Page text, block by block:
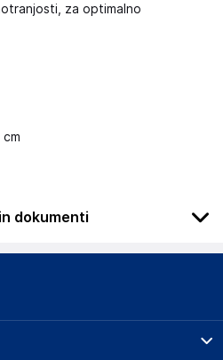
za optimalno
dokumenti